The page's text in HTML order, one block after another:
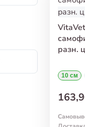
разн.
10 см